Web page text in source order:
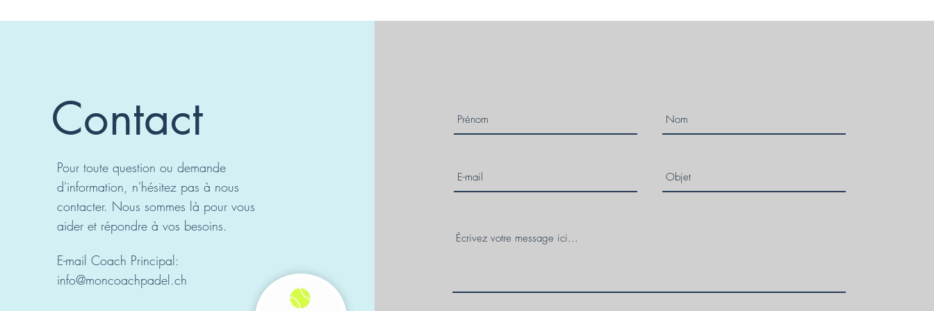
Contact
Pour toute question ou demande
d'information, n'hésitez pas à nous
contacter. Nous sommes là pour vous
aider et répondre à vos besoins.
E-mail Coach Principal:
info@moncoachpadel.ch